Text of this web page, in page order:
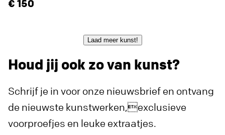
150
Laad meer kunst!
Houd jij ook zo van kunst?
Schrijf je in voor onze nieuwsbrief en ontvang
de nieuwste kunstwerken,exclusieve
voorproefjes en leuke extraatjes.